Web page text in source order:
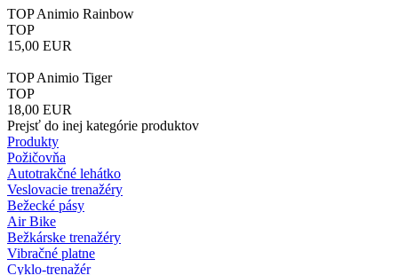
TOP Animio Rainbow
TOP
15,00 EUR
TOP Animio Tiger
TOP
18,00 EUR
Prejsť do inej kategórie produktov
Produkty
Požičovňa
Autotrakčné lehátko
Veslovacie trenažéry
Bežecké pásy
Air Bike
Bežkárske trenažéry
Vibračné platne
Cyklo-trenažér